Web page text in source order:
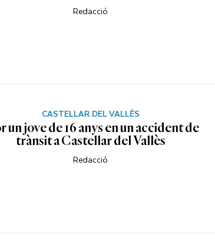
Redacció
CASTELLAR DEL VALLÈS
un jove de 16 anys en un accident de
trànsit a Castellar del Vallès
Redacció